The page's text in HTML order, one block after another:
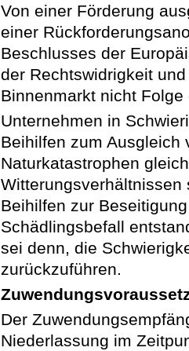
Von einer Förderung
einer
Beschlusses der
der Rechtswidrigkeit
Binnenmarkt nicht
Unternehmen in
Beihilfen zum Ausgleich
Naturkatastrophen
Witterungsverhältnissen
Beihilfen zur
Schädlingsbefall
sei denn, die
zurückzuführen.
Der
Niederlassung im